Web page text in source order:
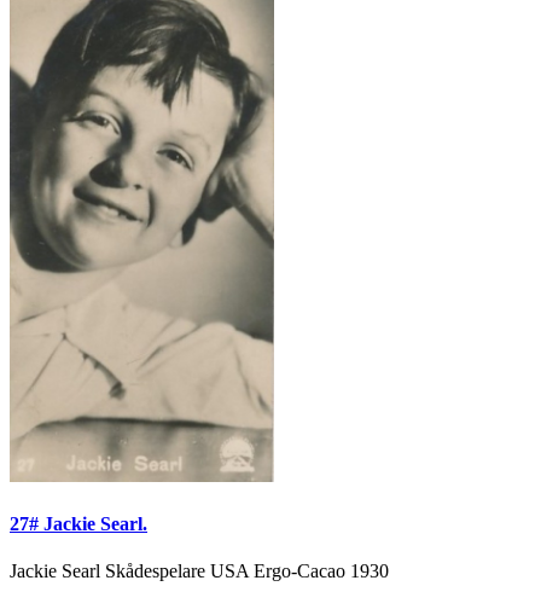
27# Jackie Searl.
Jackie Searl Skådespelare USA Ergo-Cacao 1930